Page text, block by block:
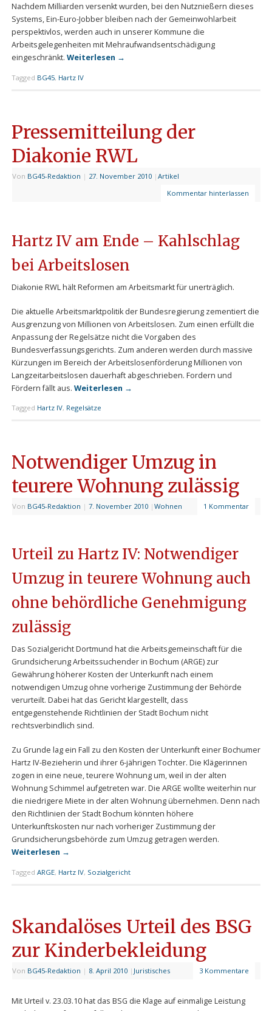
Nachdem Milliarden versenkt wurden, bei den Nutznießern dieses
Systems, Ein-Euro-Jobber bleiben nach der Gemeinwohlarbeit
perspektivlos, werden auch in unserer Kommune die
Arbeitsgelegenheiten mit Mehraufwandsentschädigung
eingeschränkt. Weiterlesen →
Tagged BG45, Hartz IV
Pressemitteilung der
Diakonie RWL
Von BG45-Redaktion | 27. November 2010 | Artikel
Kommentar hinterlassen
Hartz IV am Ende – Kahlschlag
bei Arbeitslosen
Diakonie RWL hält Reformen am Arbeitsmarkt für unerträglich.
Die aktuelle Arbeitsmarktpolitik der Bundesregierung zementiert die
Ausgrenzung von Millionen von Arbeitslosen. Zum einen erfüllt die
Anpassung der Regelsätze nicht die Vorgaben des
Bundesverfassungsgerichts. Zum anderen werden durch massive
Kürzungen im Bereich der Arbeitslosenförderung Millionen von
Langzeitarbeitslosen dauerhaft abgeschrieben. Fordern und
Fördern fällt aus. Weiterlesen →
Tagged Hartz IV, Regelsätze
Notwendiger Umzug in
teurere Wohnung zulässig
Von BG45-Redaktion | 7. November 2010 | Wohnen 1 Kommentar
Urteil zu Hartz IV: Notwendiger
Umzug in teurere Wohnung auch
ohne behördliche Genehmigung
zulässig
Das Sozialgericht Dortmund hat die Arbeitsgemeinschaft für die
Grundsicherung Arbeitssuchender in Bochum (ARGE) zur
Gewährung höherer Kosten der Unterkunft nach einem
notwendigen Umzug ohne vorherige Zustimmung der Behörde
verurteilt. Dabei hat das Gericht klargestellt, dass
entgegenstehende Richtlinien der Stadt Bochum nicht
rechtsverbindlich sind.
Zu Grunde lag ein Fall zu den Kosten der Unterkunft einer Bochumer
Hartz IV-Bezieherin und ihrer 6-jährigen Tochter. Die Klägerinnen
zogen in eine neue, teurere Wohnung um, weil in der alten
Wohnung Schimmel aufgetreten war. Die ARGE wollte weiterhin nur
die niedrigere Miete in der alten Wohnung übernehmen. Denn nach
den Richtlinien der Stadt Bochum könnten höhere
Unterkunftskosten nur nach vorheriger Zustimmung der
Grundsicherungsbehörde zum Umzug getragen werden.
Weiterlesen →
Tagged ARGE, Hartz IV, Sozialgericht
Skandalöses Urteil des BSG
zur Kinderbekleidung
Von BG45-Redaktion | 8. April 2010 | Juristisches 3 Kommentare
Mit Urteil v. 23.03.10 hat das BSG die Klage auf einmalige Leistung